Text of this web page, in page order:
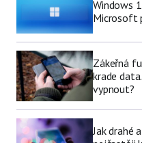
Windows
Microsoft
Zákeřná
krade
vypnout?
Jak drahé